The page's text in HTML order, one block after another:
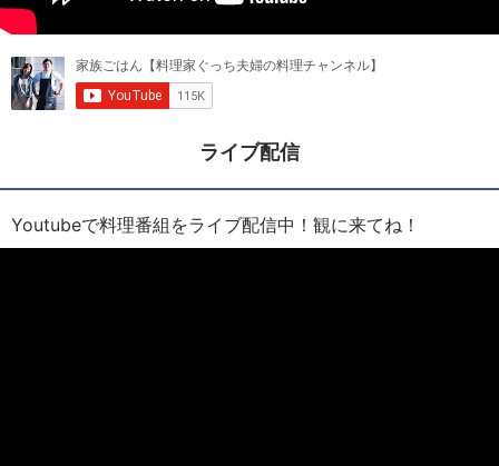
ライブ配信
Youtubeで料理番組をライブ配信中！観に来てね！